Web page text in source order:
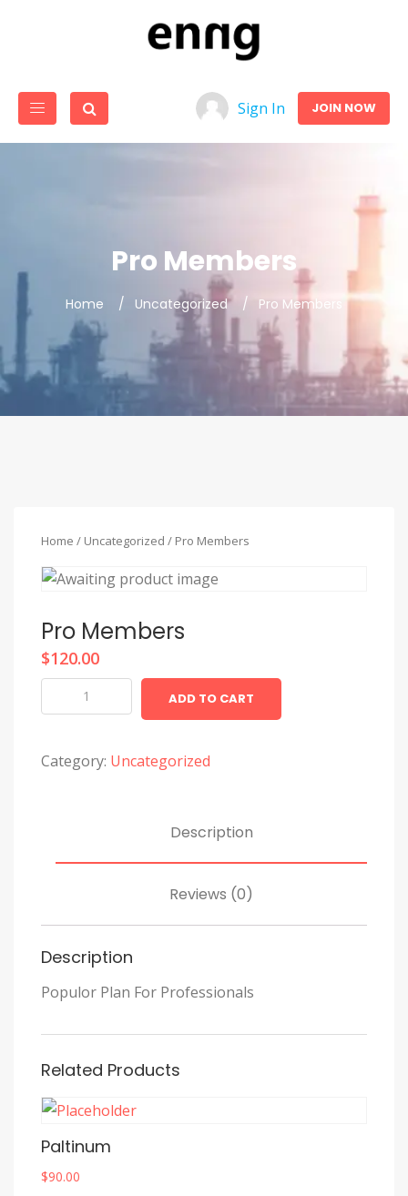
Sign In JOIN NOW
Pro Members
Home Uncategorized Pro Members
Home / Uncategorized / Pro Members
Pro Members
$120.00
Members
ADD TO CART
Category: Uncategorized
Description
Reviews (0)
Description
Populor Plan For Professionals
Related Products
Paltinum
$90.00